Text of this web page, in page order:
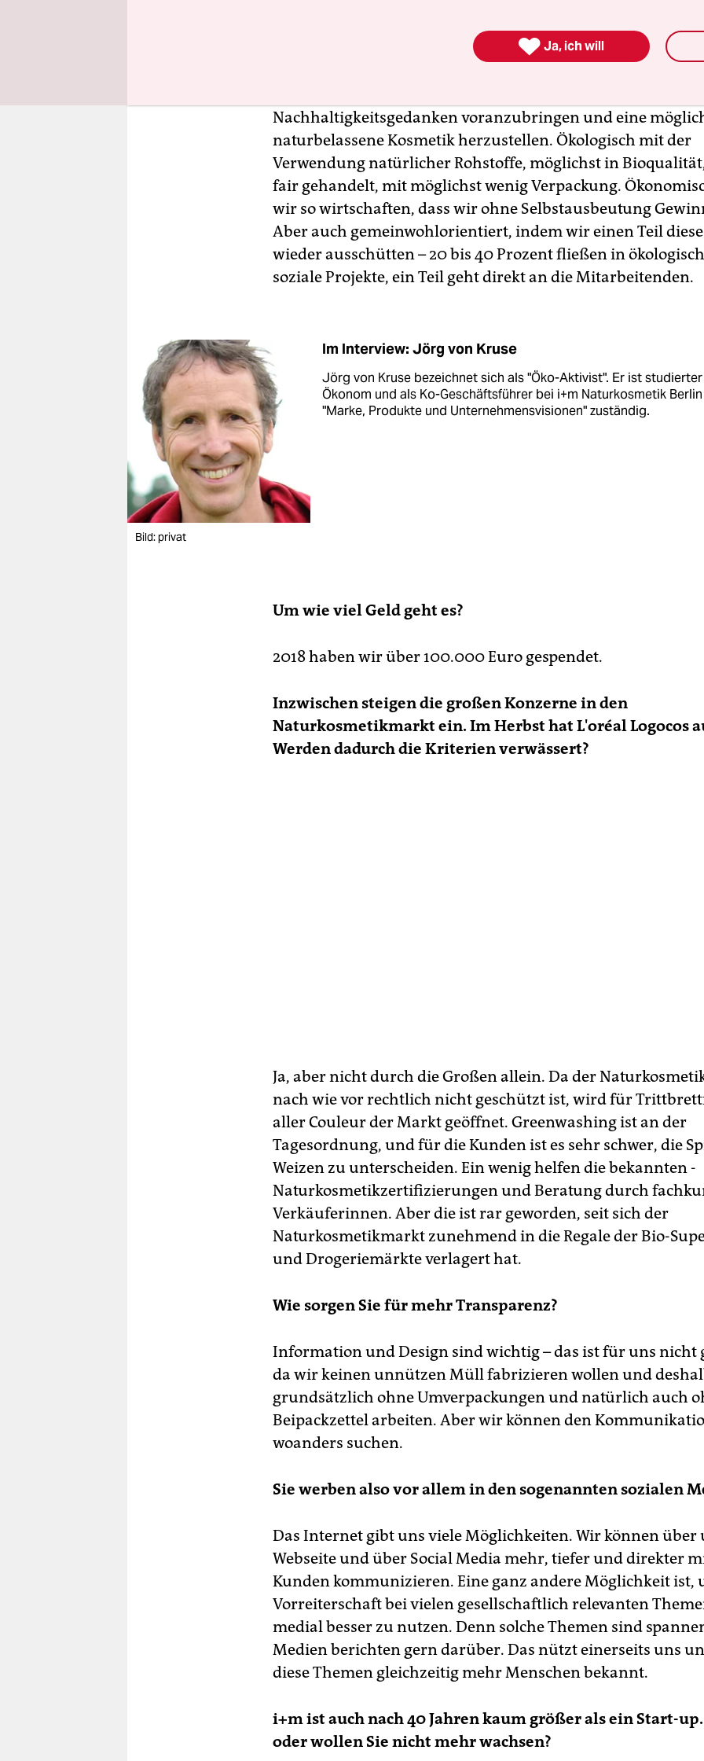
Nachhaltigkeitsgedanken voranzubringen und eine
naturbelassene Kosmetik herzustellen. Ökologisch mit der
Verwendung natürlicher Rohstoffe, möglichst in
fair gehandelt, mit möglichst wenig Verpackung.
wir so wirtschaften, dass wir ohne Selbstausbeutung
Aber auch gemeinwohlorientiert, indem wir einen Teil
wieder ausschütten – 20 bis 40 Prozent fließen in
soziale Projekte, ein Teil geht direkt an die Mitarbeitenden.
Bild: privat
Im Interview: Jörg von Kruse
Jörg von Kruse bezeichnet sich als "Öko-Aktivist". Er ist studierter
Ökonom und als Ko-Geschäftsführer bei i+m Naturkosmetik
"Marke, Produkte und Unternehmensvisionen" zuständig.
Um wie viel Geld geht es?
2018 haben wir über 100.000 Euro gespendet.
Inzwischen steigen die großen Konzerne in den
Naturkosmetikmarkt ein. Im Herbst hat L'oréal Logocos
Werden dadurch die Kriterien verwässert?
Ja, aber nicht durch die Großen allein. Da der
nach wie vor rechtlich nicht geschützt ist, wird für
aller Couleur der Markt geöffnet. Greenwashing ist an der
Tagesordnung, und für die Kunden ist es sehr schwer, die
Weizen zu unterscheiden. Ein wenig helfen die bekannten ­
Naturkosmetikzertifizierungen und Beratung durch
Verkäuferinnen. Aber die ist rar geworden, seit sich der
Naturkosmetikmarkt zunehmend in die Regale der Bio-
und Drogeriemärkte verlagert hat.
Wie sorgen Sie für mehr Transparenz?
Information und Design sind wichtig – das ist für uns nicht
da wir keinen unnützen Müll fabrizieren wollen und
grundsätzlich ohne Umverpackungen und natürlich auch
Beipackzettel arbeiten. Aber wir können den
woanders suchen.
Sie werben also vor allem in den sogenannten sozialen
Das Internet gibt uns viele Möglichkeiten. Wir können über
Webseite und über Social Media mehr, tiefer und direkter
Kunden kommunizieren. Eine ganz andere Möglichkeit ist,
Vorreiterschaft bei vielen gesellschaftlich relevanten
medial besser zu nutzen. Denn solche Themen sind
Medien berichten gern dar­über. Das nützt einerseits uns
diese Themen gleichzeitig mehr Menschen bekannt.
i+m ist auch nach 40 Jahren kaum größer als ein Start-
oder wollen Sie nicht mehr wachsen?
 Ja, ich will